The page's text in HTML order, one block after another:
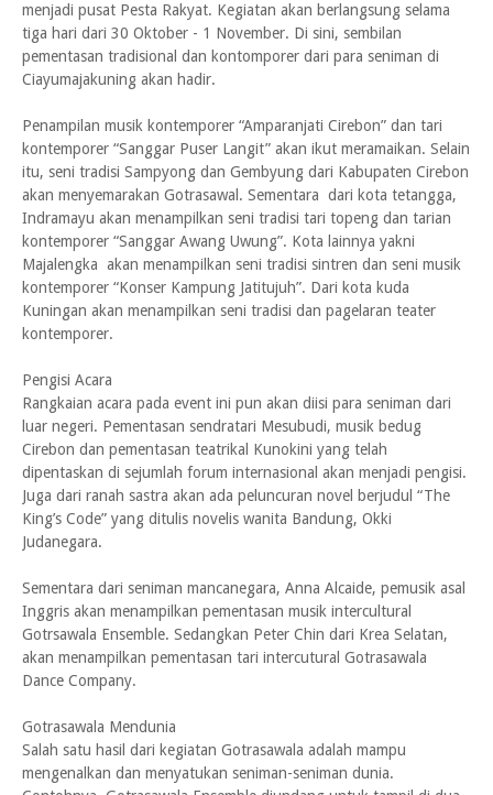
menjadi pusat Pesta Rakyat. Kegiatan akan berlangsung selama
tiga hari dari 30 Oktober - 1 November. Di sini, sembilan
pementasan tradisional dan kontomporer dari para seniman di
Ciayumajakuning akan hadir.
Penampilan musik kontemporer “Amparanjati Cirebon” dan tari
kontemporer “Sanggar Puser Langit” akan ikut meramaikan. Selain
itu, seni tradisi Sampyong dan Gembyung dari Kabupaten Cirebon
akan menyemarakan Gotrasawal. Sementara dari kota tetangga,
Indramayu akan menampilkan seni tradisi tari topeng dan tarian
kontemporer “Sanggar Awang Uwung”. Kota lainnya yakni
Majalengka akan menampilkan seni tradisi sintren dan seni musik
kontemporer “Konser Kampung Jatitujuh”. Dari kota kuda
Kuningan akan menampilkan seni tradisi dan pagelaran teater
kontemporer.
Pengisi Acara
Rangkaian acara pada event ini pun akan diisi para seniman dari
luar negeri. Pementasan sendratari Mesubudi, musik bedug
Cirebon dan pementasan teatrikal Kunokini yang telah
dipentaskan di sejumlah forum internasional akan menjadi pengisi.
Juga dari ranah sastra akan ada peluncuran novel berjudul “The
King’s Code” yang ditulis novelis wanita Bandung, Okki
Judanegara.
Sementara dari seniman mancanegara, Anna Alcaide, pemusik asal
Inggris akan menampilkan pementasan musik intercultural
Gotrsawala Ensemble. Sedangkan Peter Chin dari Krea Selatan,
akan menampilkan pementasan tari intercutural Gotrasawala
Dance Company.
Gotrasawala Mendunia
Salah satu hasil dari kegiatan Gotrasawala adalah mampu
mengenalkan dan menyatukan seniman-seniman dunia.